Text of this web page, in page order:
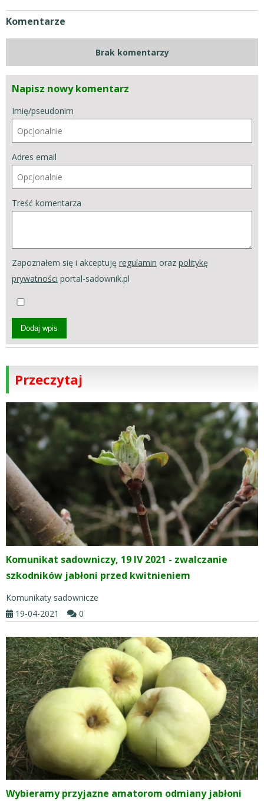
Komentarze
Brak komentarzy
Napisz nowy komentarz
Imię/pseudonim
Adres email
Treść komentarza
Zapoznałem się i akceptuję regulamin oraz politykę
prywatności portal-sadownik.pl
Dodaj wpis
Przeczytaj
Komunikat sadowniczy, 19 IV 2021 - zwalczanie
szkodników jabłoni przed kwitnieniem
Komunikaty sadownicze
19-04-2021
0
Wybieramy przyjazne amatorom odmiany jabłoni